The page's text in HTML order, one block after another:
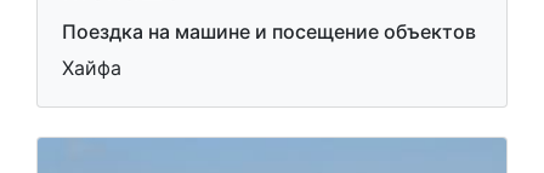
Поездка на машине и посещение объектов
Хайфа